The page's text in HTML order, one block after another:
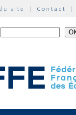
site | Contact |